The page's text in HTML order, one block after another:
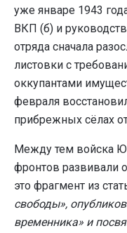
уже январе 1943
ВКП (б) и
отряда сначала
листовки с
оккупантами
февраля
прибрежных сёлах
Между тем войска
фронтов развивали
это фрагмент из
свободы»,
временника» и